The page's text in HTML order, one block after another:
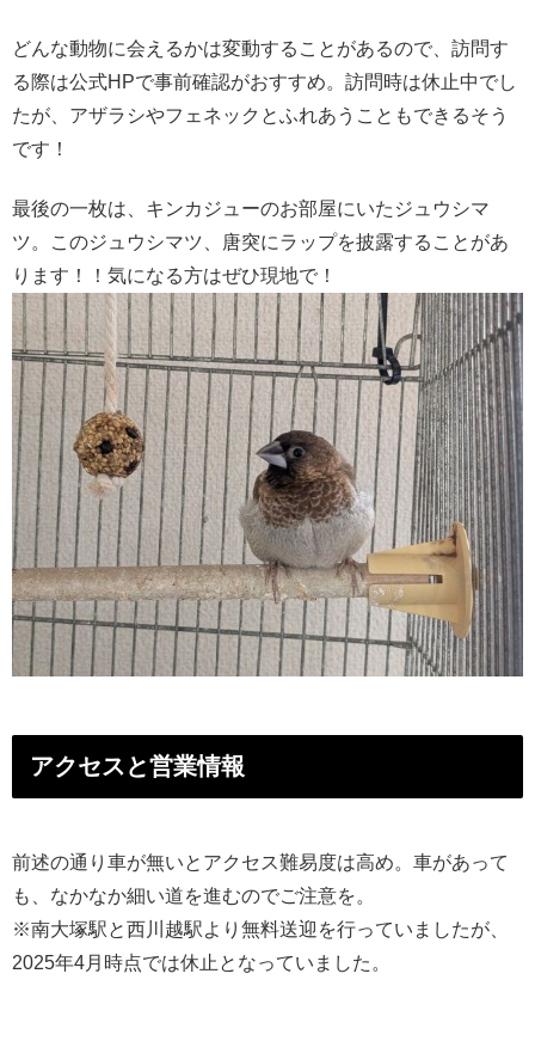
どんな動物に会えるかは変動することがあるので、訪問す
る際は公式HPで事前確認がおすすめ。訪問時は休止中でし
たが、アザラシやフェネックとふれあうこともできるそう
です！
最後の一枚は、キンカジューのお部屋にいたジュウシマ
ツ。このジュウシマツ、唐突にラップを披露することがあ
ります！！気になる方はぜひ現地で！
アクセスと営業情報
前述の通り車が無いとアクセス難易度は高め。車があって
も、なかなか細い道を進むのでご注意を。
※​南大塚駅と西川越駅より無料送迎を行っていましたが、
2025年4月時点では休止となっていました。